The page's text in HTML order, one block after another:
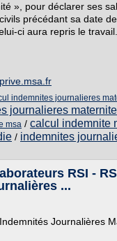
», pour déclarer ses
précédant sa date
ci aura repris le travail...
indemnites journalieres
journalieres maternite
msa / calcul indemnite
/ indemnites
RSI -
...
Journalières